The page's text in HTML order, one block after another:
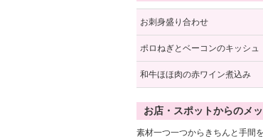
お刺身盛り合わせ
ポロねぎとベーコンのキッシュ
和牛ほほ肉の赤ワイン煮込み
お店・スポットからのメ
素材一つ一つからきちんと手間